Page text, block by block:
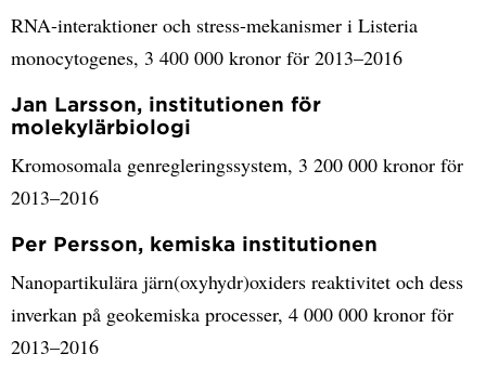
RNA-interaktioner och stress-mekanismer i Listeria
monocytogenes, 3 400 000 kronor för 2013–2016
Jan Larsson, institutionen för
molekylärbiologi
Kromosomala genregleringssystem, 3 200 000 kronor för
2013–2016
Per Persson, kemiska institutionen
Nanopartikulära järn(oxyhydr)oxiders reaktivitet och dess
inverkan på geokemiska processer, 4 000 000 kronor för
2013–2016